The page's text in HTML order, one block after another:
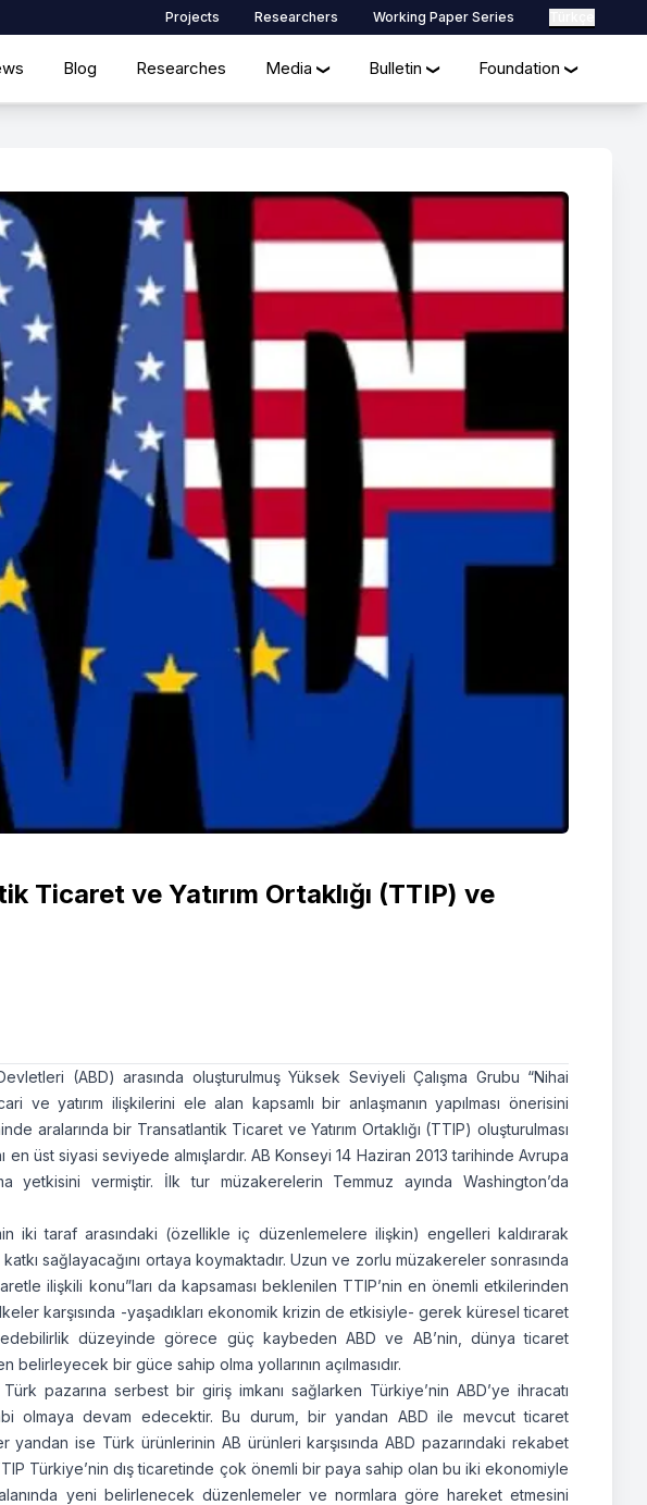
Projects Researchers Working Paper Series
Blog Researches Media ❯ Bulletin ❯ Foundation ❯
Ticaret ve Yatırım Ortaklığı (TTIP) ve
(ABD) arasında oluşturulmuş Yüksek Seviyeli Çalışma Grubu “Nihai
ve yatırım ilişkilerini ele alan kapsamlı bir anlaşmanın yapılması önerisini
aralarında bir Transatlantik Ticaret ve Yatırım Ortaklığı (TTIP) oluşturulması
en üst siyasi seviyede almışlardır. AB Konseyi 14 Haziran 2013 tarihinde Avrupa
yetkisini vermiştir. İlk tur müzakerelerin Temmuz ayında Washington’da
iki taraf arasındaki (özellikle iç düzenlemelere ilişkin) engelleri kaldırarak
sağlayacağını ortaya koymaktadır. Uzun ve zorlu müzakereler sonrasında
ilişkili konu”ları da kapsaması beklenilen TTIP’nin en önemli etkilerinden
karşısında -yaşadıkları ekonomik krizin de etkisiyle- gerek küresel ticaret
düzeyinde görece güç kaybeden ABD ve AB’nin, dünya ticaret
belirleyecek bir güce sahip olma yollarının açılmasıdır.
pazarına serbest bir giriş imkanı sağlarken Türkiye’nin ABD’ye ihracatı
olmaya devam edecektir. Bu durum, bir yandan ABD ile mevcut ticaret
ise Türk ürünlerinin AB ürünleri karşısında ABD pazarındaki rekabet
Türkiye’nin dış ticaretinde çok önemli bir paya sahip olan bu iki ekonomiyle
yeni belirlenecek düzenlemeler ve normlara göre hareket etmesini